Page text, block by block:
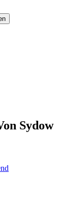
Sydow